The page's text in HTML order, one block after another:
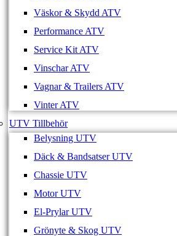
Väskor & Skydd ATV
Performance ATV
Service Kit ATV
Vinschar ATV
Vagnar & Trailers ATV
Vinter ATV
UTV Tillbehör
Belysning UTV
Däck & Bandsatser UTV
Chassie UTV
Motor UTV
El-Prylar UTV
Grönyte & Skog UTV